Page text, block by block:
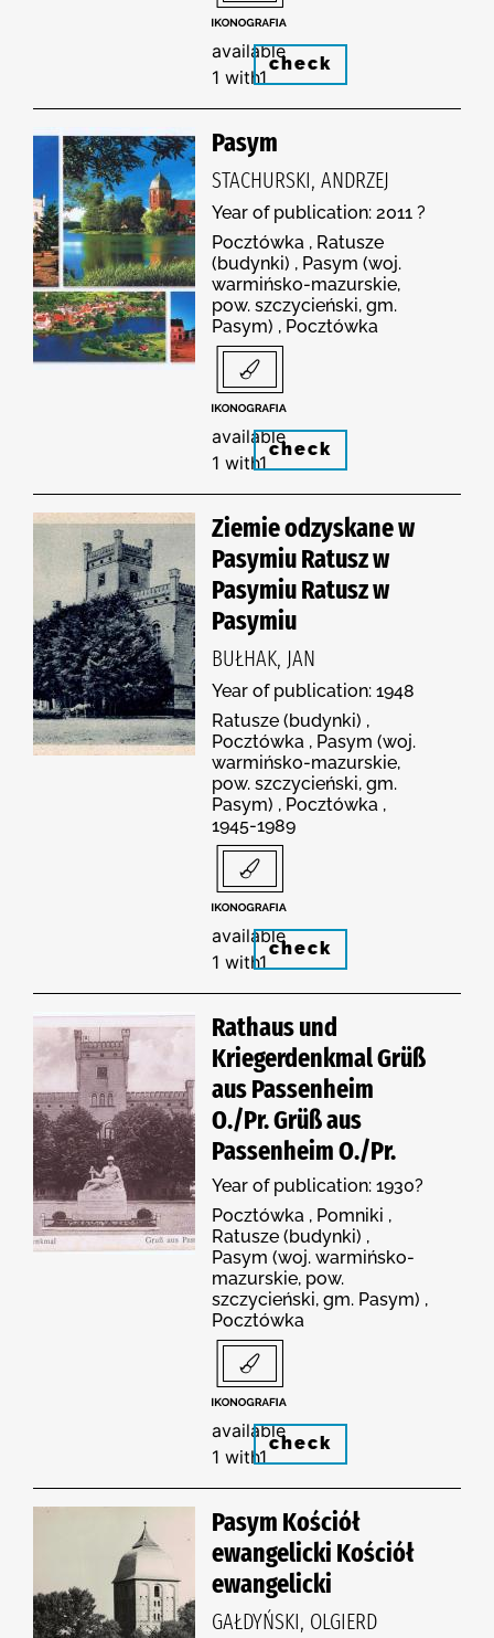
available
1 with1
check
Pasym
STACHURSKI, ANDRZEJ
Year of publication: 2011 ?
Pocztówka , Ratusze
(budynki) , Pasym (woj.
warmińsko-mazurskie,
pow. szczycieński, gm.
Pasym) , Pocztówka
available
1 with1
check
Ziemie odzyskane w
Pasymiu Ratusz w
Pasymiu Ratusz w
Pasymiu
BUŁHAK, JAN
Year of publication: 1948
Ratusze (budynki) ,
Pocztówka , Pasym (woj.
warmińsko-mazurskie,
pow. szczycieński, gm.
Pasym) , Pocztówka ,
1945-1989
available
1 with1
check
Rathaus und
Kriegerdenkmal Grüß
aus Passenheim
O./Pr. Grüß aus
Passenheim O./Pr.
Year of publication: 1930?
Pocztówka , Pomniki ,
Ratusze (budynki) ,
Pasym (woj. warmińsko-
mazurskie, pow.
szczycieński, gm. Pasym) ,
Pocztówka
available
1 with1
check
Pasym Kościół
ewangelicki Kościół
ewangelicki
GAŁDYŃSKI, OLGIERD